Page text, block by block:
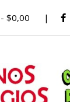
- $0,00